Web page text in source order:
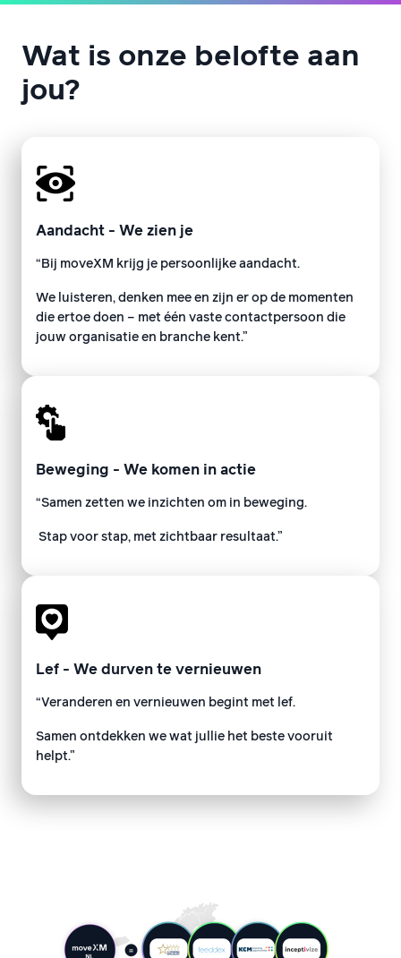
Wat is onze belofte aan
jou?
Aandacht - We zien je
“Bij moveXM krijg je persoonlijke aandacht.
We luisteren, denken mee en zijn er op de momenten
die ertoe doen – met één vaste contactpersoon die
jouw organisatie en branche kent.”
Beweging - We komen in actie
“Samen zetten we inzichten om in beweging.
Stap voor stap, met zichtbaar resultaat.”
Lef - We durven te vernieuwen
“Veranderen en vernieuwen begint met lef.
Samen ontdekken we wat jullie het beste vooruit
helpt.”